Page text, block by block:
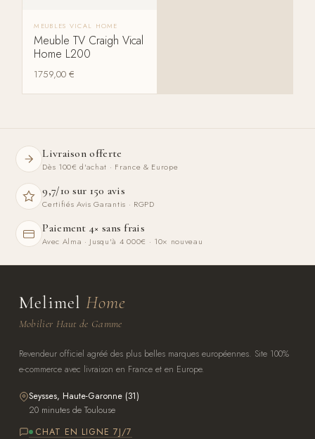
MEUBLES VICAL HOME
Meuble TV Craigh Vical
Home L200
1759,00€
Livraison offerte
Dès 100€ d'achat · France & Europe
9,7/10 sur 150 avis
Certifiés Avis Garantis · RGPD
Paiement 4× sans frais
Avec Alma · Jusqu'à 4 000€ · 10× nouveau
Melimel Home
Mobilier Haut de Gamme
Revendeur officiel agréé des plus belles marques européennes. Site 100%
e-commerce avec livraison en France et en Europe.
Seysses, Haute-Garonne (31)
20 minutes de Toulouse
CHAT EN LIGNE 7J/7